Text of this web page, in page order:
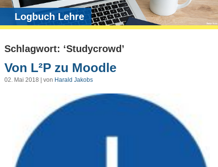
Logbuch Lehre
Schlagwort: ‘Studycrowd’
Von L²P zu Moodle
02. Mai 2018 | von Harald Jakobs